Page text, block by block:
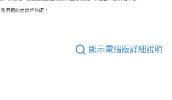
顯示電腦版詳細說明